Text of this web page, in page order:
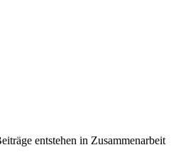
entstehen in Zusammenarbeit